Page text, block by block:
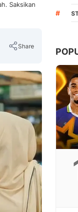
Saksikan
Share
Copy Link
#